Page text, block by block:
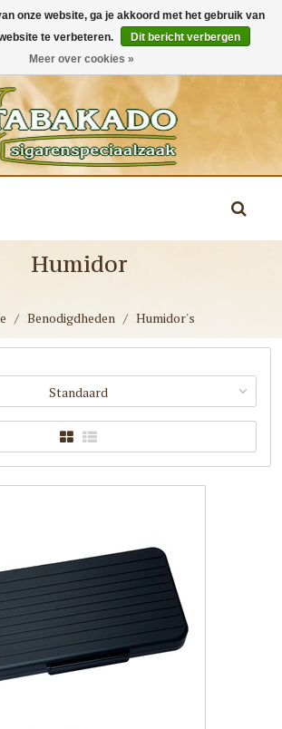
Humidor
/ Benodigdheden / Humidor's
Standaard
onze website, ga je akkoord met het gebruik van
te verbeteren.
Dit bericht verbergen
Meer over cookies »